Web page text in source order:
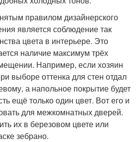
правилом дизайнерского
является соблюдение так
цвета в интерьере. Это
наличие максимум трёх
Например, если хозяин
выборе оттенка для стен отдал
а напольное покрытие будет
ещё только один цвет. Вот его и
для межкомнатных дверей.
их в березовом цвете или
зебрано.